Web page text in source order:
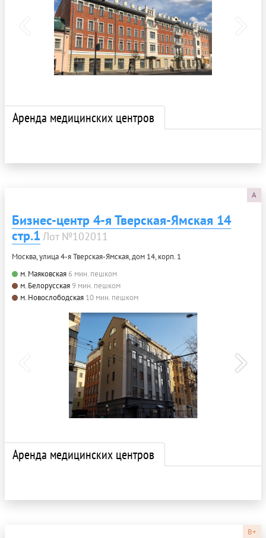
Аренда медицинских центров
A
Бизнес-центр 4-я Тверская-Ямская 14
стр.1 Лот №102011
Москва, улица 4-я Тверская-Ямская, дом 14, корп. 1
м. Маяковская 6 мин. пешком
м. Белорусская9 мин. пешком
м. Новослободская 10 мин. пешком
Аренда медицинских центров
B+